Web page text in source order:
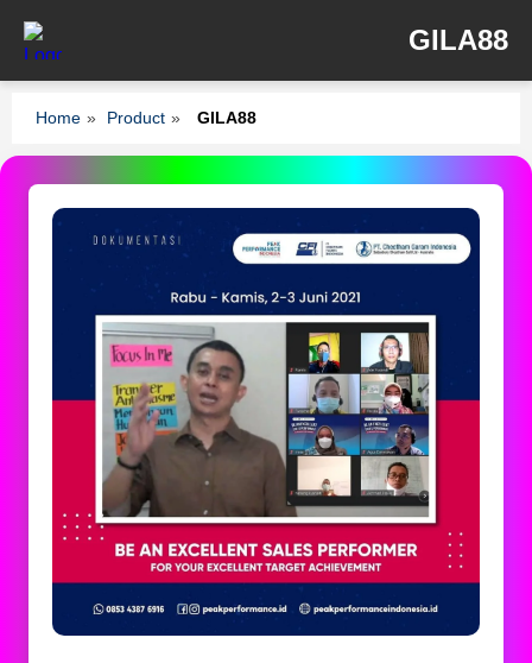
GILA88
Home » Product » GILA88